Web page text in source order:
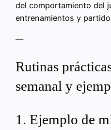
del comportamiento del
entrenamientos y
—
Rutinas
semanal y
1. Ejemplo de